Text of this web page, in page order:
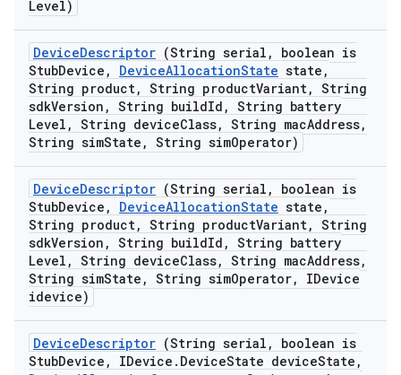
Level)
DeviceDescriptor (String serial ,
boolean is
StubDevice , DeviceAllocationState state ,
String product, String productVariant, String
sdkVersion , String buildId , String battery
Level , String deviceClass, String macAddress,
String simState , String simOperator)
DeviceDescriptor (String serial ,
boolean is
StubDevice , DeviceAllocationState state ,
String product, String productVariant, String
sdkVersion , String buildId , String battery
Level , String deviceClass, String macAddress,
String simState , String simOperator,
IDevice
idevice)
DeviceDescriptor (String serial ,
boolean is
StubDevice , IDevice . DeviceState deviceState ,